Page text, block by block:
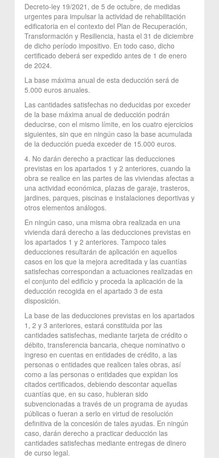
Decreto-ley 19/2021, de 5 de octubre, de medidas
urgentes para impulsar la actividad de rehabilitación
edificatoria en el contexto del Plan de Recuperación,
Transformación y Resiliencia, hasta el 31 de diciembre
de dicho período impositivo. En todo caso, dicho
certificado deberá ser expedido antes de 1 de enero
de 2024.
La base máxima anual de esta deducción será de
5.000 euros anuales.
Las cantidades satisfechas no deducidas por exceder
de la base máxima anual de deducción podrán
deducirse, con el mismo límite, en los cuatro ejercicios
siguientes, sin que en ningún caso la base acumulada
de la deducción pueda exceder de 15.000 euros.
4. No darán derecho a practicar las deducciones
previstas en los apartados 1 y 2 anteriores, cuando la
obra se realice en las partes de las viviendas afectas a
una actividad económica, plazas de garaje, trasteros,
jardines, parques, piscinas e instalaciones deportivas y
otros elementos análogos.
En ningún caso, una misma obra realizada en una
vivienda dará derecho a las deducciones previstas en
los apartados 1 y 2 anteriores. Tampoco tales
deducciones resultarán de aplicación en aquellos
casos en los que la mejora acreditada y las cuantías
satisfechas correspondan a actuaciones realizadas en
el conjunto del edificio y proceda la aplicación de la
deducción recogida en el apartado 3 de esta
disposición.
La base de las deducciones previstas en los apartados
1, 2 y 3 anteriores, estará constituida por las
cantidades satisfechas, mediante tarjeta de crédito o
débito, transferencia bancaria, cheque nominativo o
ingreso en cuentas en entidades de crédito, a las
personas o entidades que realicen tales obras, así
como a las personas o entidades que expidan los
citados certificados, debiendo descontar aquellas
cuantías que, en su caso, hubieran sido
subvencionadas a través de un programa de ayudas
públicas o fueran a serlo en virtud de resolución
definitiva de la concesión de tales ayudas. En ningún
caso, darán derecho a practicar deducción las
cantidades satisfechas mediante entregas de dinero
de curso legal.